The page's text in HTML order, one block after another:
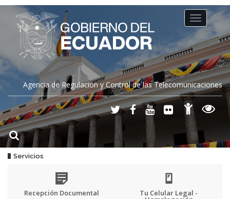
Agencia de Regulación y Control de las Telecomunicaciones
Toggle
navigation
Servicios
Recepción Documental Tu Celular Legal -